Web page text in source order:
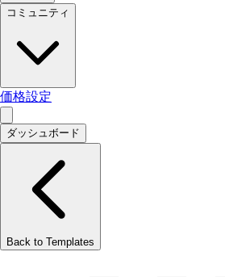
コミュニティ
価格設定
ダッシュボード
Back to Templates